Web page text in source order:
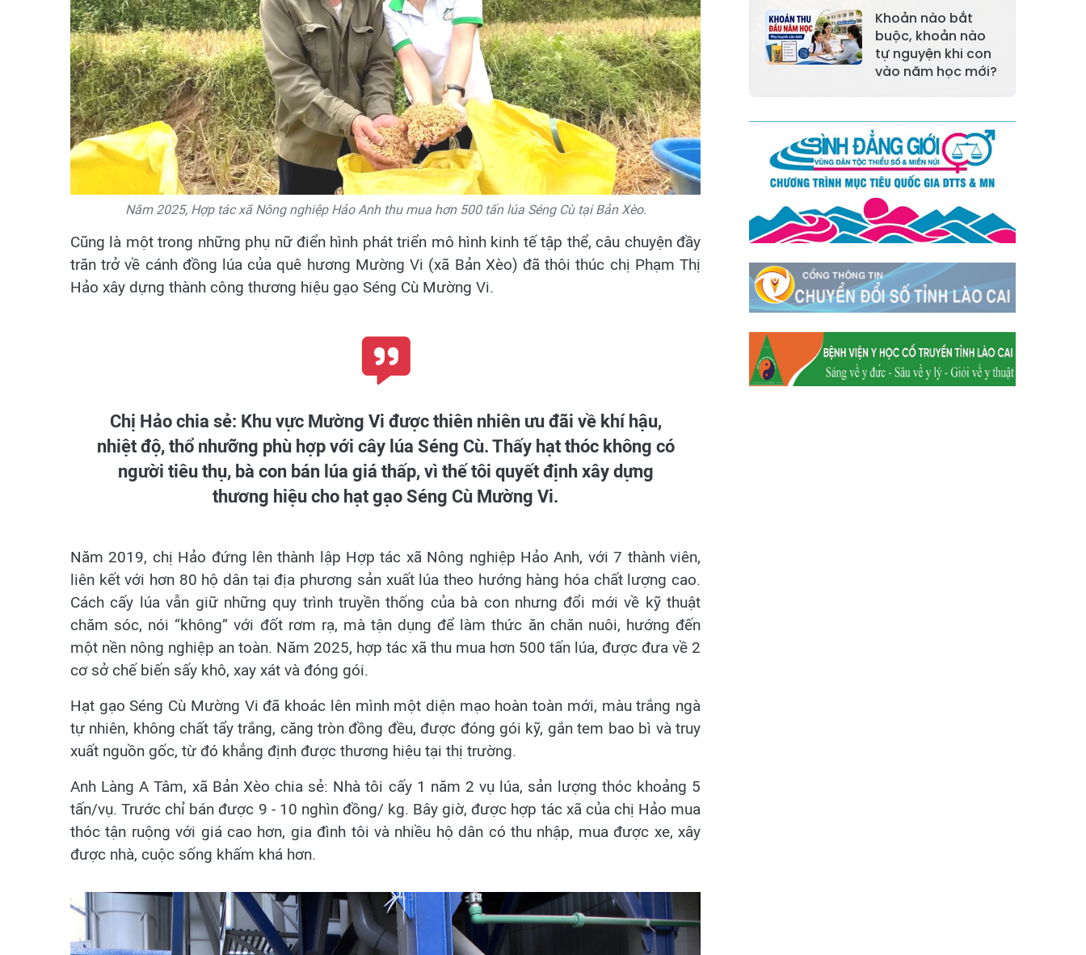
Năm 2025, Hợp tác xã Nông nghiệp Hảo Anh thu mua hơn 500 tấn lúa Séng Cù tại Bản Xèo.
Cũng là một trong những phụ nữ điển hình phát triển mô hình kinh tế tập thể, câu chuyện đầy
trăn trở về cánh đồng lúa của quê hương Mường Vi (xã Bản Xèo) đã thôi thúc chị Phạm Thị
Hảo xây dựng thành công thương hiệu gạo Séng Cù Mường Vi.
Chị Hảo chia sẻ: Khu vực Mường Vi được thiên nhiên ưu đãi về khí hậu,
nhiệt độ, thổ nhưỡng phù hợp với cây lúa Séng Cù. Thấy hạt thóc không có
người tiêu thụ, bà con bán lúa giá thấp, vì thế tôi quyết định xây dựng
thương hiệu cho hạt gạo Séng Cù Mường Vi.
Năm 2019, chị Hảo đứng lên thành lập Hợp tác xã Nông nghiệp Hảo Anh, với 7 thành viên,
liên kết với hơn 80 hộ dân tại địa phương sản xuất lúa theo hướng hàng hóa chất lượng cao.
Cách cấy lúa vẫn giữ những quy trình truyền thống của bà con nhưng đổi mới về kỹ thuật
chăm sóc, nói “không” với đốt rơm rạ, mà tận dụng để làm thức ăn chăn nuôi, hướng đến
một nền nông nghiệp an toàn. Năm 2025, hợp tác xã thu mua hơn 500 tấn lúa, được đưa về 2
cơ sở chế biến sấy khô, xay xát và đóng gói.
Hạt gạo Séng Cù Mường Vi đã khoác lên mình một diện mạo hoàn toàn mới, màu trắng ngà
tự nhiên, không chất tẩy trắng, căng tròn đồng đều, được đóng gói kỹ, gắn tem bao bì và truy
xuất nguồn gốc, từ đó khẳng định được thương hiệu tại thị trường.
Anh Làng A Tâm, xã Bản Xèo chia sẻ: Nhà tôi cấy 1 năm 2 vụ lúa, sản lượng thóc khoảng 5
tấn/vụ. Trước chỉ bán được 9 - 10 nghìn đồng/ kg. Bây giờ, được hợp tác xã của chị Hảo mua
thóc tận ruộng với giá cao hơn, gia đình tôi và nhiều hộ dân có thu nhập, mua được xe, xây
được nhà, cuộc sống khấm khá hơn.
Xã Lương
Thịnh
Xã Việt Hồng
Xã Cốc San
Xã Xuân
Quang
Xã Bảo Thắng
Xã Tằng Loỏng
Xã Gia Phú
Xã Mường
Hum
Xã Dền Sáng
Xã Y Tý
Xã A Mú Sung
Xã Trịnh Tường
Xã Nậm Chày
Xã Bản Xèo
Xã Bát Xát
Xã Võ Lao
Xã Khánh Yên
Khoản nào bắt
buộc, khoản nào
tự nguyện khi con
vào năm học mới?